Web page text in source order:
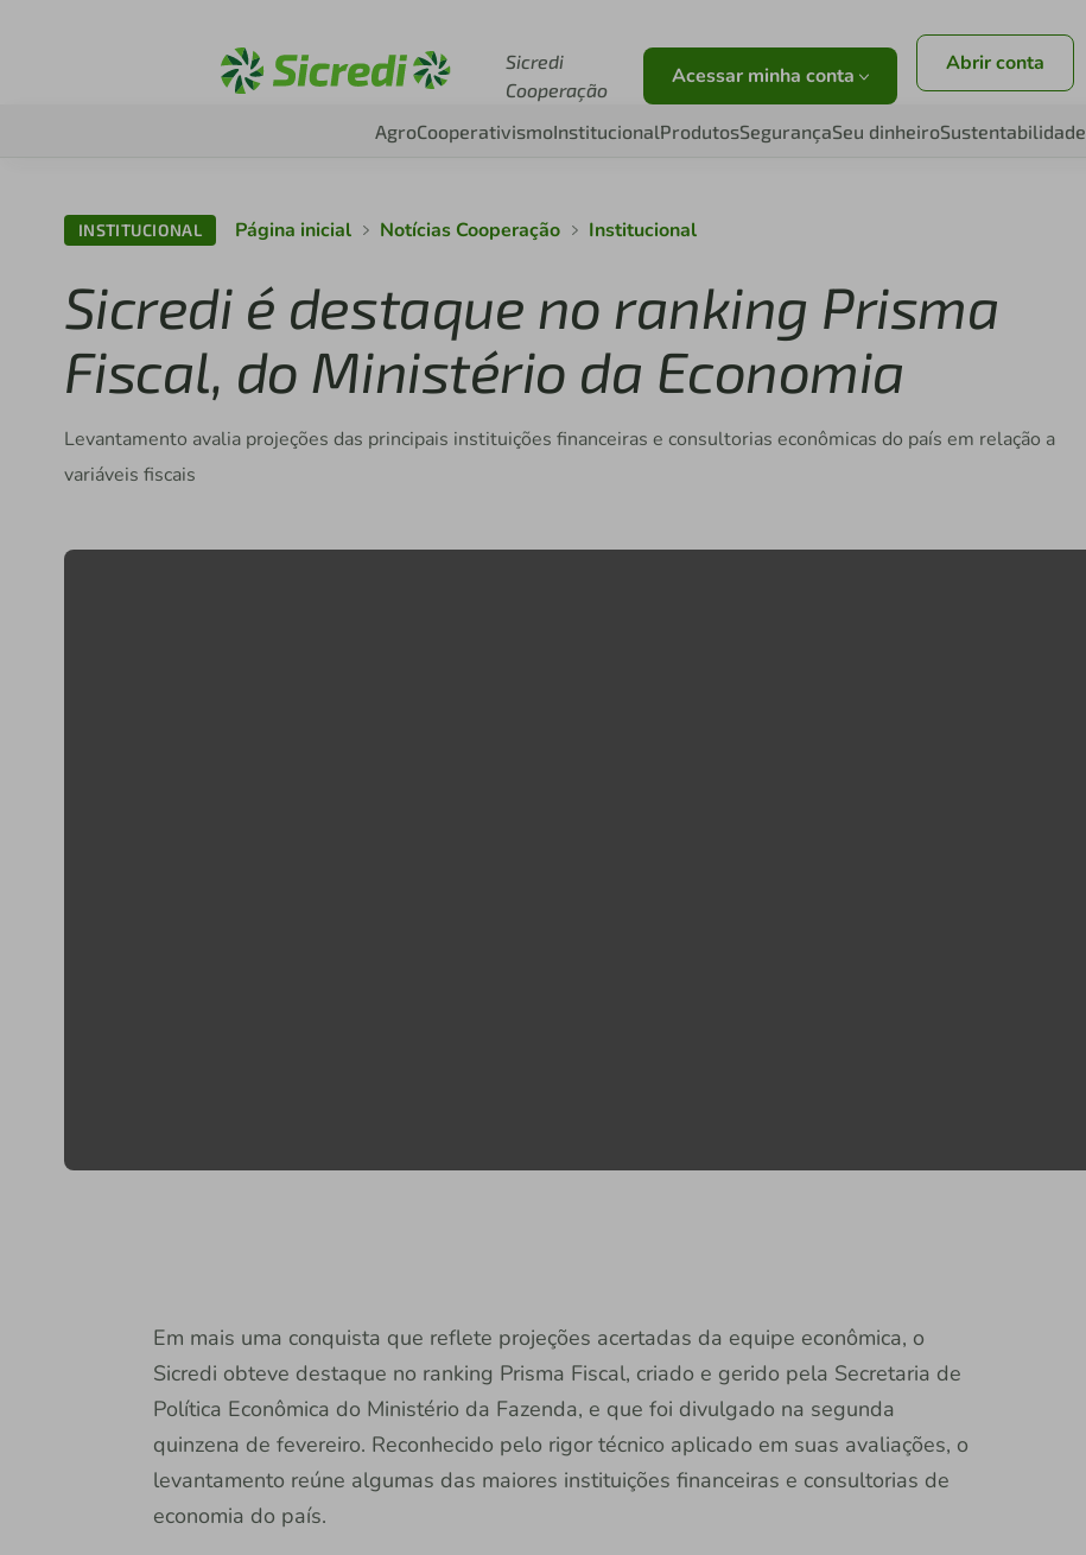
Sicredi
Cooperação
Acessar minha conta Abrir conta
AgroCooperativismoInstitucionalProdutosSegurançaSeu dinheiroSustentabilidade
INSTITUCIONAL Página inicial Notícias Cooperação Institucional
Sicredi é destaque no ranking Prisma
Fiscal, do Ministério da Economia
Levantamento avalia projeções das principais instituições financeiras e consultorias econômicas do país em relação a
variáveis fiscais
Em mais uma conquista que reflete projeções acertadas da equipe econômica, o
Sicredi obteve destaque no ranking Prisma Fiscal, criado e gerido pela Secretaria de
Política Econômica do Ministério da Fazenda, e que foi divulgado na segunda
quinzena de fevereiro. Reconhecido pelo rigor técnico aplicado em suas avaliações, o
levantamento reúne algumas das maiores instituições financeiras e consultorias de
economia do país.